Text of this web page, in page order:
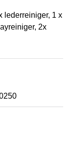
lederreiniger, 1 x
2x